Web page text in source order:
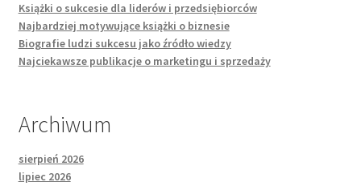
Książki o sukcesie dla liderów i przedsiębiorców
Najbardziej motywujące książki o biznesie
Biografie ludzi sukcesu jako źródło wiedzy
Najciekawsze publikacje o marketingu i sprzedaży
Archiwum
sierpień 2026
lipiec 2026